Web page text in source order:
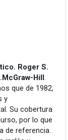
Roger S.
Hill.
que de 1982,
y
Su cobertura
por lo que
de referencia.